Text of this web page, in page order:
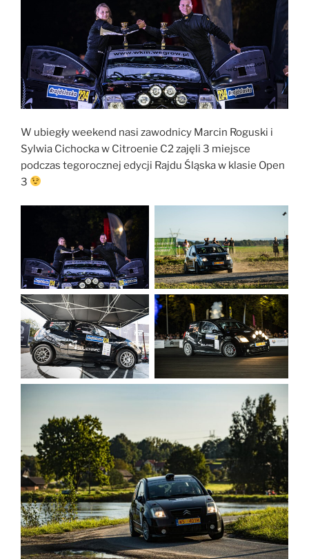
W ubiegły weekend nasi zawodnicy Marcin Roguski i
Sylwia Cichocka w Citroenie C2 zajęli 3 miejsce
podczas tegorocznej edycji Rajdu Śląska w klasie Open
3